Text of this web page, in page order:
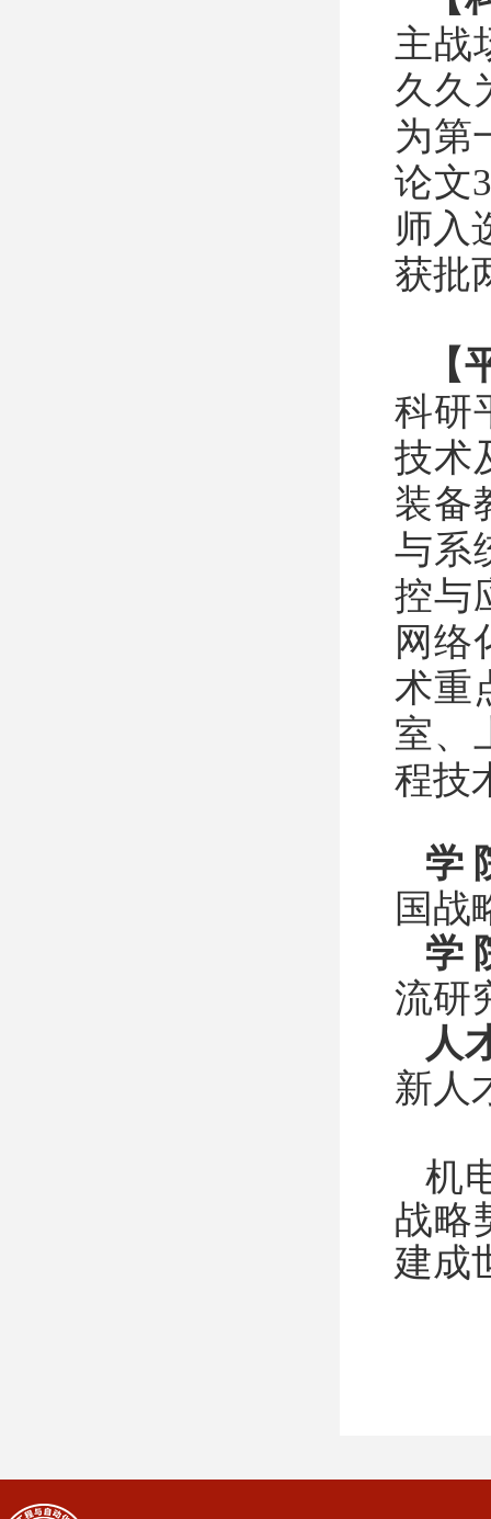
主战
久久
为第
论文
师入
获批
科研
技术
装备
与系
控与
网络
术重
室、
程技
学
国战
学
流研
人
新人
机
战略
建成